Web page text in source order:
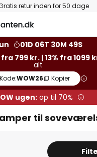
Lagervarer sendes hurtigt
01D 06T 30M 47S
799 kr. | 13% fra 1099
alt
Kode:WOW26 Kopier
ugen:op til 70%
til
Ekstra rabat
rabatfra 1099 kr.
rabatfra 799 kr.
på næsten alt*